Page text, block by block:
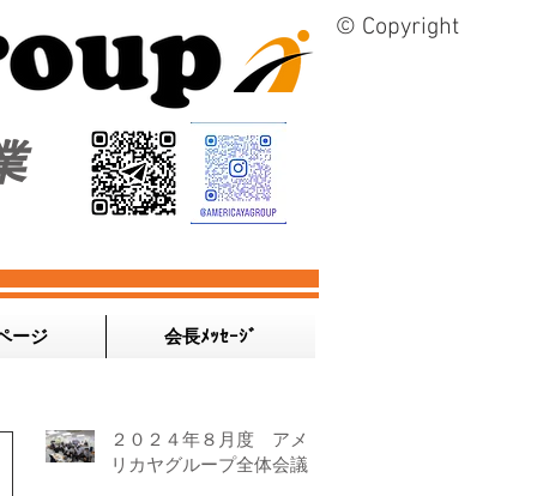
© Copyright
ージ 会長ﾒｯｾｰｼﾞ
２０２４年８月度 アメ
リカヤグループ全体会議